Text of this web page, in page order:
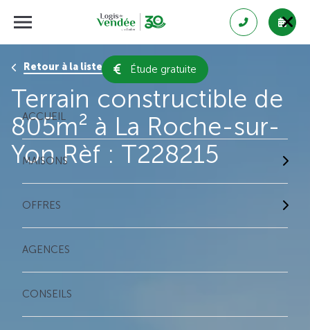
Étude gratuite
ACCUEIL
MAISONS
OFFRES
AGENCES
CONSEILS
Retour à la liste des résultats
Terrain constructible de
805m² à La Roche-sur-
Yon Rèf : T228215